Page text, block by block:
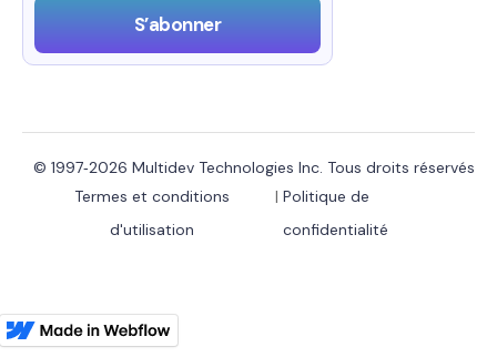
© 1997‑2026 Multidev Technologies Inc. Tous droits réservés
Termes et conditions
d'utilisation
| Politique de
confidentialité